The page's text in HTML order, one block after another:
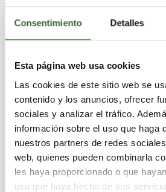
Consentimiento Detalles
Esta página web usa cookies
Las cookies de este sitio web se
contenido y los anuncios, ofrecer
sociales y analizar el tráfico.
información sobre el uso que haga
nuestros partners de redes
web, quienes pueden combinarla
les haya proporcionado o que
uso que haya hecho de sus
Big bags Nuevos y
Impresos) de todo tipo (No
que estén en buen estado
reutilizar; así como otros
embalaje industrial. Nos
recogida a nivel nacional,
acondicionada sobre palets,
o similar. Enviar ofertas,
Las respuestas a este mensaje